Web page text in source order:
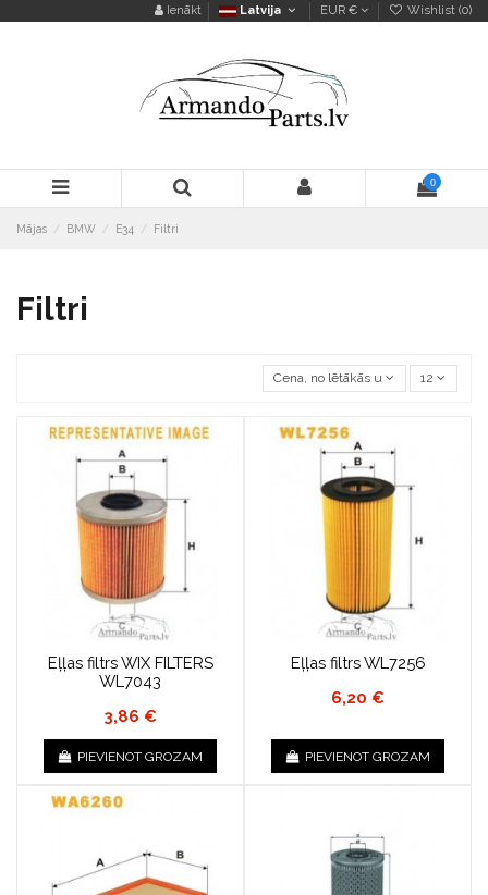
Ienākt Latvija EUR € Wishlist (0)
0
Mājas BMW E34 Filtri
Filtri
Cena, no lētākās uz dārgāko
12
Eļļas filtrs WIX FILTERS
WL7043
3,86 €
PIEVIENOT GROZAM
Eļļas filtrs WL7256
6,20 €
PIEVIENOT GROZAM